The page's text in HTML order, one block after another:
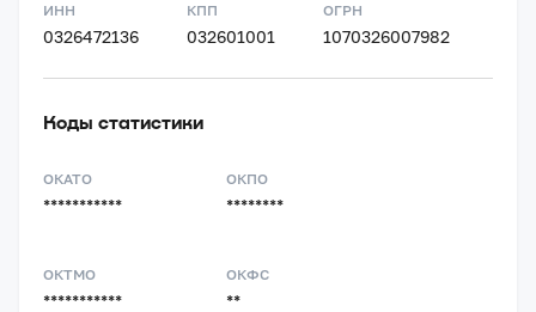
ИНН
0326472136
КПП
032601001
ОГРН
1070326007982
Коды статистики
ОКАТО
***********
ОКПО
********
ОКТМО
***********
ОКФС
**